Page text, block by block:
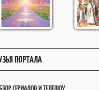
ПОРТАЛА
СЕРИАЛОВ И ТЕЛЕШОУ